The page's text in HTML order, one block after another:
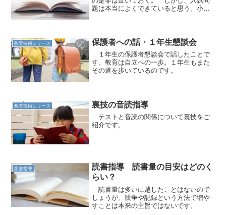
題は本当によくできていると思う。小学
数字で計算が面倒になると...
教育技術シリーズ 保護者への話・１年生懇談会
１年生の保護者懇談会で話したことで
す。教育は自立への一歩。１年生もまた
その道を歩いているのです。
教育技術シリーズ 裏技の音読指導
テストと音読の関係について裏技をご
紹介です。
図書指導
読書指導 読書量の目安はどのく
らい？
読書量は多いに越したことはないので
しょうが、競争や記録という方法で増や
すことは本来の主旨ではないです。